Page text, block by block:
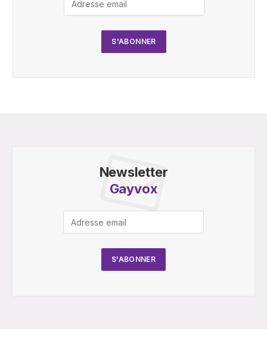
Newsletter
Gayvox